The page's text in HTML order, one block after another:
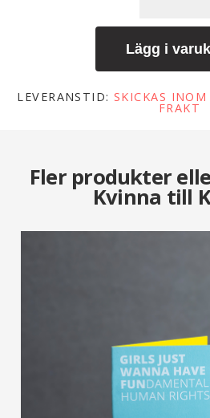
Lägg i
LEVERANSTID:SKICKAS
FRAKT
Fler produkter
Kvinna till